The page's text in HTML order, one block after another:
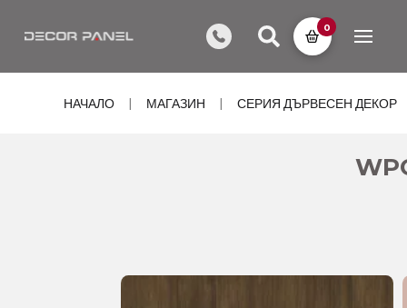
0
НАЧАЛО | МАГАЗИН | СЕРИЯ ДЪРВЕСЕН ДЕКОР